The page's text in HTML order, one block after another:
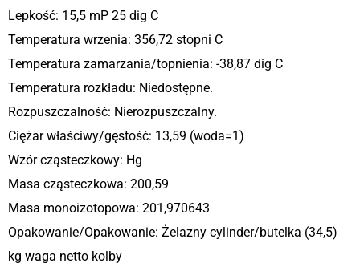
Lepkość: 15,5 mP 25 dig C
Temperatura wrzenia: 356,72 stopni C
Temperatura zamarzania/topnienia: -38,87 dig C
Temperatura rozkładu: Niedostępne.
Rozpuszczalność: Nierozpuszczalny.
Ciężar właściwy/gęstość: 13,59 (woda=1)
Wzór cząsteczkowy: Hg
Masa cząsteczkowa: 200,59
Masa monoizotopowa: 201,970643
Opakowanie/Opakowanie: Żelazny cylinder/butelka (34,5)
kg waga netto kolby